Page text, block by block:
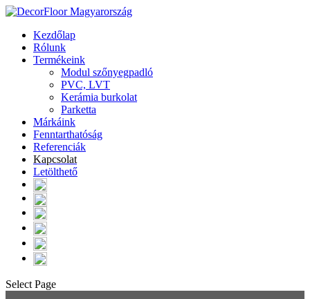
Kezdőlap
Rólunk
Termékeink
Modul szőnyegpadló
PVC, LVT
Kerámia burkolat
Parketta
Márkáink
Fenntarthatóság
Referenciák
Kapcsolat
Letölthető
Select Page